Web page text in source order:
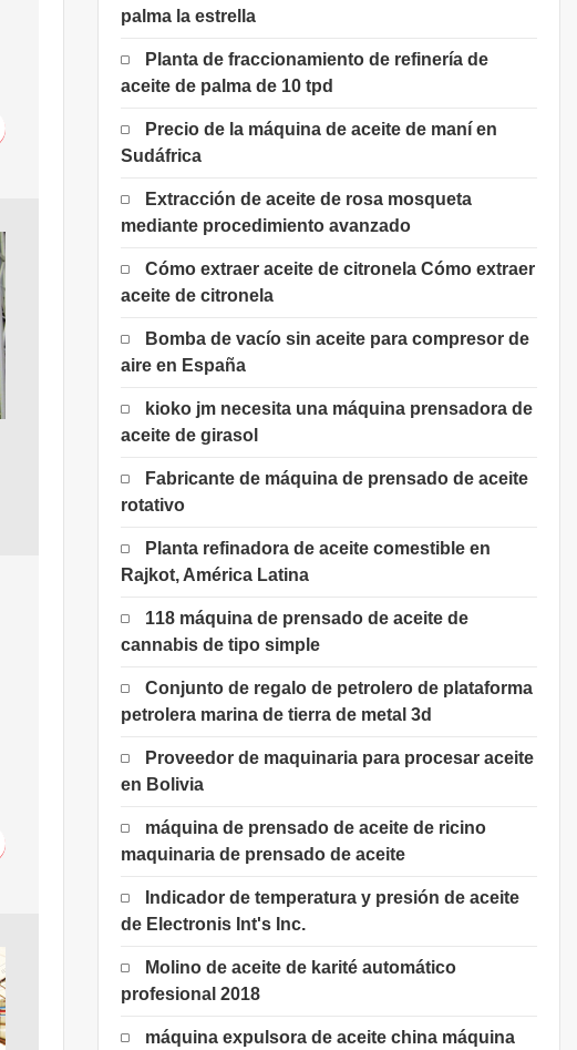
palma la estrella
Planta de fraccionamiento de refinería de
aceite de palma de 10 tpd
Precio de la máquina de aceite de maní en
Sudáfrica
Extracción de aceite de rosa mosqueta
mediante procedimiento avanzado
Cómo extraer aceite de citronela Cómo extraer
aceite de citronela
Bomba de vacío sin aceite para compresor de
aire en España
kioko jm necesita una máquina prensadora de
aceite de girasol
Fabricante de máquina de prensado de aceite
rotativo
Planta refinadora de aceite comestible en
Rajkot, América Latina
118 máquina de prensado de aceite de
cannabis de tipo simple
Conjunto de regalo de petrolero de plataforma
petrolera marina de tierra de metal 3d
Proveedor de maquinaria para procesar aceite
en Bolivia
máquina de prensado de aceite de ricino
maquinaria de prensado de aceite
Indicador de temperatura y presión de aceite
de Electronis Int's Inc.
Molino de aceite de karité automático
profesional 2018
máquina expulsora de aceite china máquina